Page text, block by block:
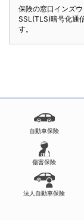
保険の窓口インズ
SSL(TLS)暗号化通
す。
自動車保険
傷害保険
法人自動車保険